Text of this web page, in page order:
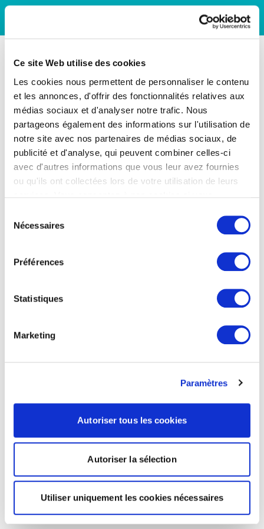
Ce site Web utilise des cookies
Les cookies nous permettent de personnaliser le contenu
et les annonces, d'offrir des fonctionnalités relatives aux
médias sociaux et d'analyser notre trafic. Nous
partageons également des informations sur l'utilisation de
notre site avec nos partenaires de médias sociaux, de
publicité et d'analyse, qui peuvent combiner celles-ci
avec d'autres informations que vous leur avez fournies
ou qu'ils ont collectées lors de votre utilisation de leurs
Nécessaires
Préférences
Statistiques
Marketing
Paramètres
Autoriser tous les cookies
Autoriser la sélection
Utiliser uniquement les cookies nécessaires